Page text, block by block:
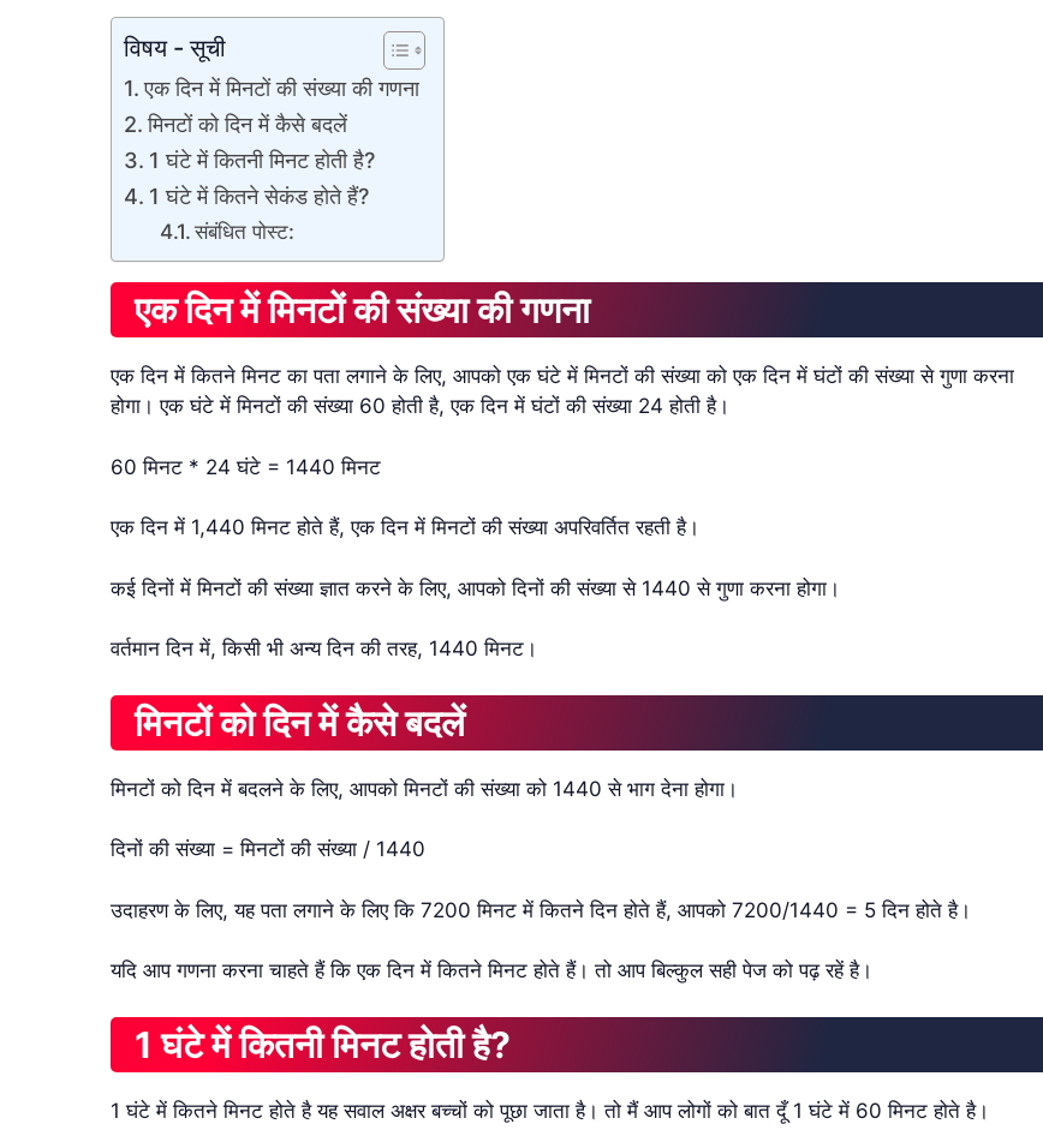
विषय - सूची
एक दिन में मिनटों की संख्या की गणना
मिनटों को दिन में कैसे बदलें
1 घंटे में कितनी मिनट होती है?
1 घंटे में कितने सेकंड होते हैं?
संबंधित पोस्ट:
एक दिन में मिनटों की संख्या की गणना
एक दिन में कितने मिनट का पता लगाने के लिए, आपको एक घंटे में मिनटों की संख्या को एक दिन में घंटों की संख्या से गुणा करना
होगा। एक घंटे में मिनटों की संख्या 60 होती है, एक दिन में घंटों की संख्या 24 होती है।
60 मिनट * 24 घंटे = 1440 मिनट
एक दिन में 1,440 मिनट होते हैं, एक दिन में मिनटों की संख्या अपरिवर्तित रहती है।
कई दिनों में मिनटों की संख्या ज्ञात करने के लिए, आपको दिनों की संख्या से 1440 से गुणा करना होगा।
वर्तमान दिन में, किसी भी अन्य दिन की तरह, 1440 मिनट।
मिनटों को दिन में कैसे बदलें
मिनटों को दिन में बदलने के लिए, आपको मिनटों की संख्या को 1440 से भाग देना होगा।
दिनों की संख्या = मिनटों की संख्या / 1440
उदाहरण के लिए, यह पता लगाने के लिए कि 7200 मिनट में कितने दिन होते हैं, आपको 7200/1440 = 5 दिन होते है।
यदि आप गणना करना चाहते हैं कि एक दिन में कितने मिनट होते हैं। तो आप बिल्कुल सही पेज को पढ़ रहें है।
1 घंटे में कितनी मिनट होती है?
1 घंटे में कितने मिनट होते है यह सवाल अक्षर बच्चों को पूछा जाता है। तो मैं आप लोगों को बात दूँ 1 घंटे में 60 मिनट होते है।